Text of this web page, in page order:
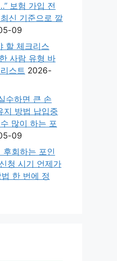
보험 가입 전
신 기준으로 깔
09
할 체크리스
사람 유형 바
스트 2026-
수하면 큰 손
지 방법 납입중
많이 하는 포
09
후회하는 포인
청 시기 언제가
한 번에 정